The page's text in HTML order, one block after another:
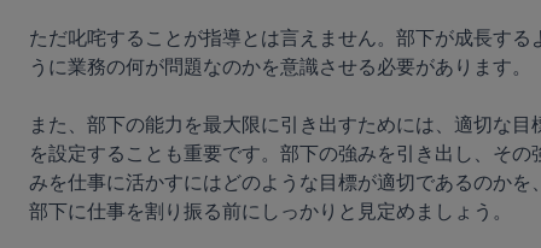
ただ叱咤することが指導とは言えません。部下が成長する
うに業務の何が問題なのかを意識させる必要があります。
また、部下の能力を最大限に引き出すためには、適切な目
を設定することも重要です。部下の強みを引き出し、その
みを仕事に活かすにはどのような目標が適切であるのかを
部下に仕事を割り振る前にしっかりと見定めましょう。